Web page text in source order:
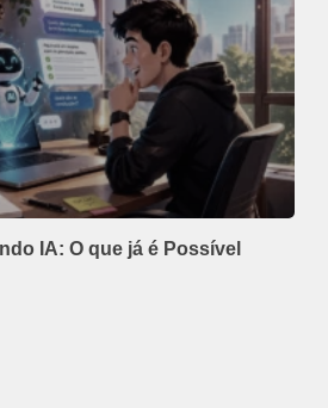
IA: O que já é Possível